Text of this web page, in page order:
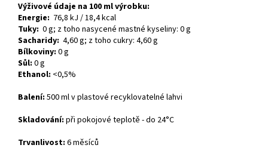
Výživové údaje na 100 ml výrobku:
Energie: 76,8 kJ / 18,4 kcal
Tuky: 0 g; z toho nasycené mastné kyseliny: 0 g
Sacharidy: 4,60 g; z toho cukry: 4,60 g
Bílkoviny: 0 g
Sůl: 0 g
Ethanol: <0,5%
Balení: 500 ml v plastové recyklovatelné lahvi
Skladování: při pokojové teplotě - do 24°C
Trvanlivost: 6 měsíců